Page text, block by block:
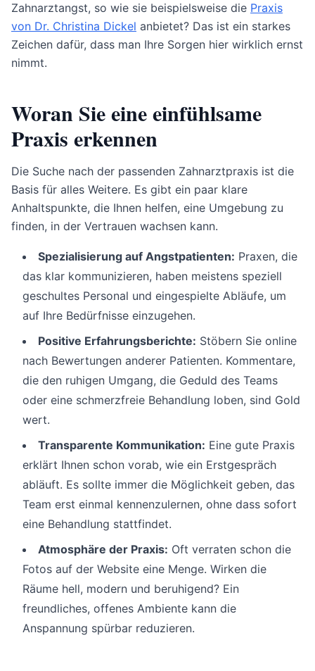
Zahnarztangst, so wie sie beispielsweise die Praxis
von Dr. Christina Dickel anbietet? Das ist ein starkes
Zeichen dafür, dass man Ihre Sorgen hier wirklich ernst
nimmt.
Woran Sie eine einfühlsame
Praxis erkennen
Die Suche nach der passenden Zahnarztpraxis ist die
Basis für alles Weitere. Es gibt ein paar klare
Anhaltspunkte, die Ihnen helfen, eine Umgebung zu
finden, in der Vertrauen wachsen kann.
Spezialisierung auf Angstpatienten: Praxen, die
das klar kommunizieren, haben meistens speziell
geschultes Personal und eingespielte Abläufe, um
auf Ihre Bedürfnisse einzugehen.
Positive Erfahrungsberichte: Stöbern Sie online
nach Bewertungen anderer Patienten. Kommentare,
die den ruhigen Umgang, die Geduld des Teams
oder eine schmerzfreie Behandlung loben, sind Gold
wert.
Transparente Kommunikation: Eine gute Praxis
erklärt Ihnen schon vorab, wie ein Erstgespräch
abläuft. Es sollte immer die Möglichkeit geben, das
Team erst einmal kennenzulernen, ohne dass sofort
eine Behandlung stattfindet.
Atmosphäre der Praxis: Oft verraten schon die
Fotos auf der Website eine Menge. Wirken die
Räume hell, modern und beruhigend? Ein
freundliches, offenes Ambiente kann die
Anspannung spürbar reduzieren.